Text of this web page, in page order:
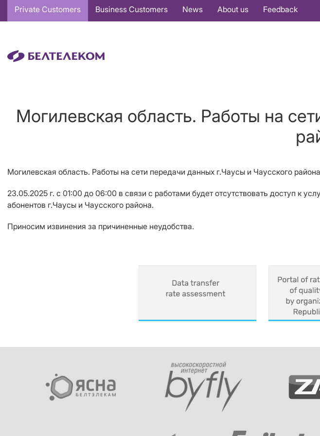
Основная
навигация
Private Customers Business Customers News About us Feedback
Могилевская область. Работы на
Могилевская область. Работы на сети передачи данных г.Чаусы и Чаусского
23.05.2025 г. с 01:00 до 06:00 в связи с работами будет отсутствовать доступ к
абонентов г.Чаусы и Чаусского района.
Приносим извинения за причиненные неудобства.